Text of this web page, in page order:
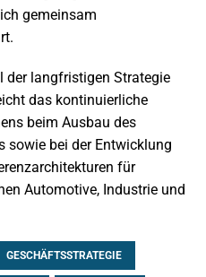
gemeinsam
der langfristigen Strategie
das kontinuierliche
beim Ausbau des
sowie bei der Entwicklung
für
Automotive, Industrie und
GESCHÄFTSSTRATEGIE